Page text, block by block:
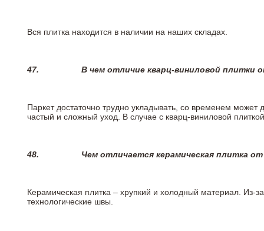
Вся плитка находится в наличии на наших складах.
47. В чем отличие кварц-виниловой плитки
Паркет достаточно трудно укладывать, со временем
частый и сложный уход. В случае с кварц-виниловой
48. Чем отличается керамическая плитка
Керамическая плитка – хрупкий и холодный материал. Из-
технологические швы.